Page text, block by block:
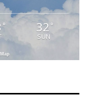
° 32 °
SUN